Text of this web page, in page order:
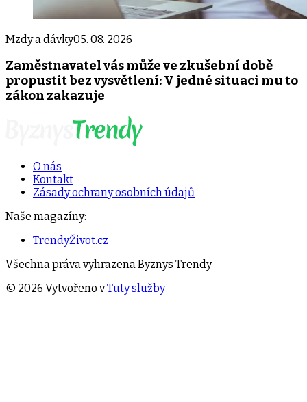
Mzdy a dávky05. 08. 2026
Zaměstnavatel vás může ve zkušební době
propustit bez vysvětlení: V jedné situaci mu to
zákon zakazuje
O nás
Kontakt
Zásady ochrany osobních údajů
Naše magazíny:
TrendyŽivot.cz
Všechna práva vyhrazenaByznys Trendy
© 2026 Vytvořeno vTuty služby